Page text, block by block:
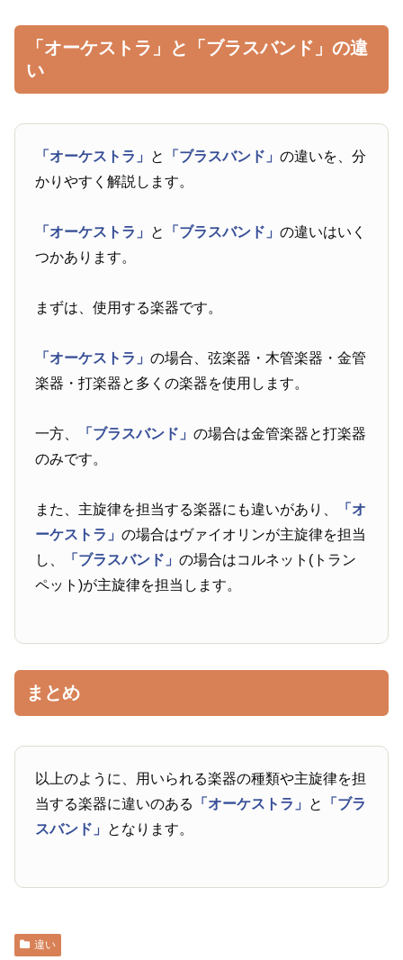
「オーケストラ」と「ブラスバンド」の違
い
「オーケストラ」 と 「ブラスバンド」の違いを、分
かりやすく解説します。
「オーケストラ」 と 「ブラスバンド」の違いはいく
つかあります。
まずは、使用する楽器です。
「オーケストラ」の場合、弦楽器・木管楽器・金管
楽器・打楽器と多くの楽器を使用します。
一方、 「ブラスバンド」の場合は金管楽器と打楽器
のみです。
また、主旋律を担当する楽器にも違いがあり、
「オ
ーケストラ」の場合はヴァイオリンが主旋律を担当
し、
「ブラスバンド」の場合はコルネット(トラン
ペット)が主旋律を担当します。
まとめ
以上のように、用いられる楽器の種類や主旋律を担
当する楽器に違いのある
「オーケストラ」 と
「ブラ
スバンド」 となります。
違い